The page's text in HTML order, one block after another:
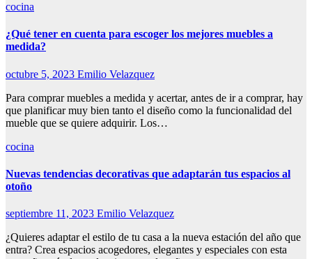
cocina
¿Qué tener en cuenta para escoger los mejores muebles a
medida?
octubre 5, 2023 Emilio Velazquez
Para comprar muebles a medida y acertar, antes de ir a comprar, hay
que planificar muy bien tanto el diseño como la funcionalidad del
mueble que se quiere adquirir. Los…
cocina
Nuevas tendencias decorativas que adaptarán tus espacios al
otoño
septiembre 11, 2023 Emilio Velazquez
¿Quieres adaptar el estilo de tu casa a la nueva estación del año que
entra? Crea espacios acogedores, elegantes y especiales con esta